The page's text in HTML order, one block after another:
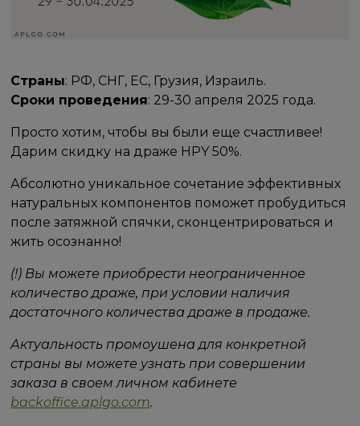
Страны: РФ, СНГ, ЕС, Грузия, Израиль.
Сроки проведения: 29-30 апреля 2025 года.
Просто хотим, чтобы вы были еще счастливее!
Дарим скидку на драже HPY 50%.
Абсолютно уникальное сочетание эффективных
натуральных компонентов поможет пробудиться
после затяжной спячки, сконцентрироваться и
жить осознанно!
(!) Вы можете приобрести неограниченное
количество драже, при условии наличия
достаточного количества драже в продаже.
Актуальность промоушена для конкретной
страны вы можете узнать при совершении
заказа в своем личном кабинете
backoffice.aplgo.com.